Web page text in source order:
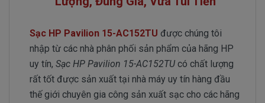
Sạc HP Pavilion 15-AC152TU được chúng tôi
nhập từ các nhà phân phối sản phẩm của hãng HP
uy tín, Sạc HP Pavilion 15-AC152TU có chất lượng
rất tốt được sản xuất tại nhà máy uy tín hàng đầu
thế giới chuyên gia công sản xuất sạc cho các hãng